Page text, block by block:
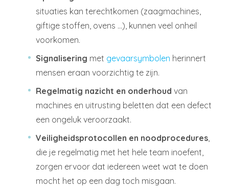
situaties kan terechtkomen (zaagmachines,
giftige stoffen, ovens …), kunnen veel onheil
voorkomen.
Signalisering met gevaarsymbolen herinnert
mensen eraan voorzichtig te zijn.
Regelmatig nazicht en onderhoud van
machines en uitrusting beletten dat een defect
een ongeluk veroorzaakt.
Veiligheidsprotocollen en noodprocedures
die je regelmatig met het hele team inoefent,
zorgen ervoor dat iedereen weet wat te doen
mocht het op een dag toch misgaan.